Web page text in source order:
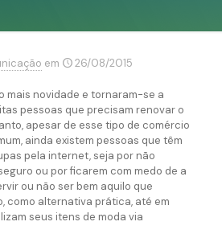
em 26/08/2015
mais novidade e tornaram-se a
pessoas que precisam renovar o
apesar de esse tipo de comércio
ainda existem pessoas que têm
pela internet, seja por não
ou por ficarem com medo de a
ou não ser bem aquilo que
como alternativa prática, até em
seus itens de moda via